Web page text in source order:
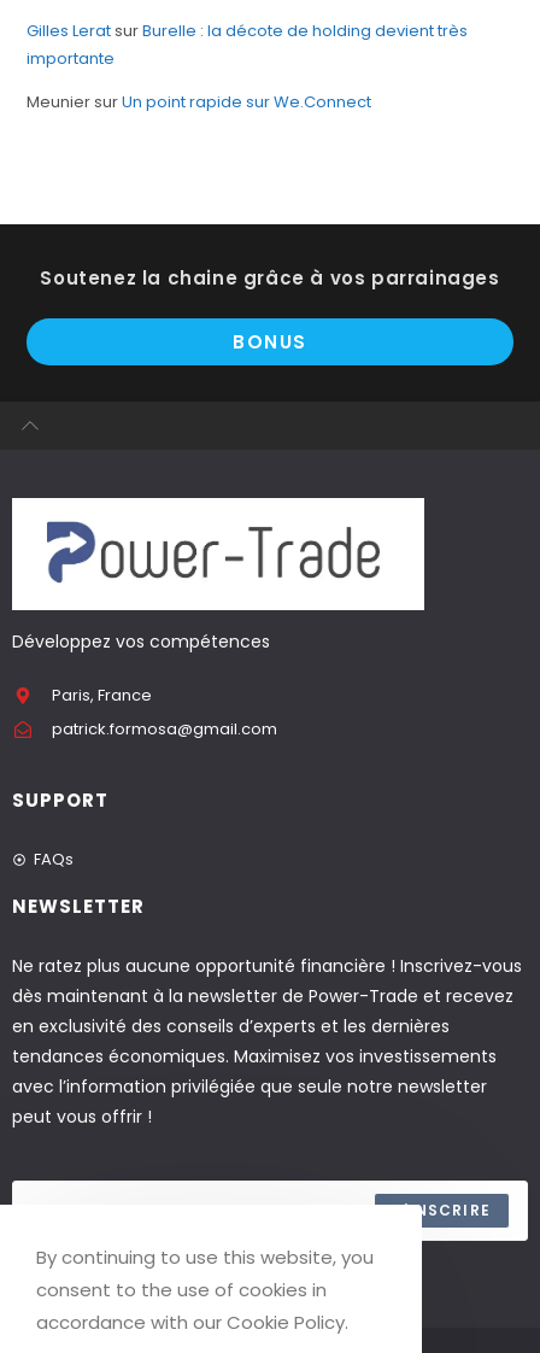
Gilles LeratsurBurelle : la décote de holding devient très
importante
MeuniersurUn point rapide sur We.Connect
Soutenez la chaine grâce à vos parrainages
BONUS
Développez vos compétences
Paris, France
patrick.formosa@gmail.com
SUPPORT
FAQs
NEWSLETTER
Ne ratez plus aucune opportunité financière ! Inscrivez-vous
dès maintenant à la newsletter de Power-Trade et recevez
en exclusivité des conseils d’experts et les dernières
tendances économiques. Maximisez vos investissements
avec l’information privilégiée que seule notre newsletter
peut vous offrir !
S'INSCRIRE
ACCEPTER LES TERMES
By continuing to use this website, you
consent to the use of cookies in
accordance with our Cookie Policy.